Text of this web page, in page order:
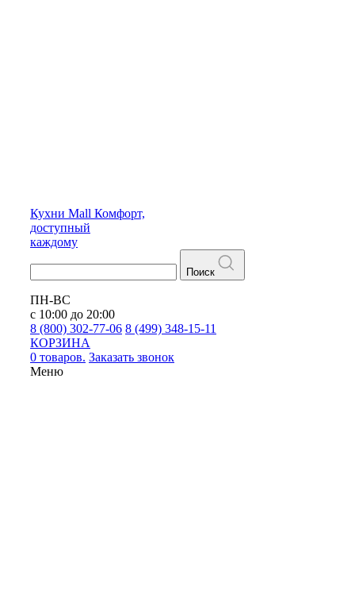
Кухни Mall Комфорт,
доступный
каждому
Поиск
ПН-ВС
с 10:00 до 20:00
8 (800) 302-77-06 8 (499) 348-15-11
КОРЗИНА
0 товаров. Заказать звонок
Меню